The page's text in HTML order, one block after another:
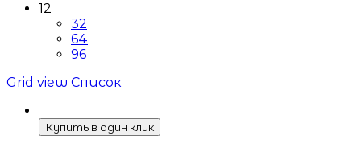
12
32
64
96
Grid view Список
Купить в один клик